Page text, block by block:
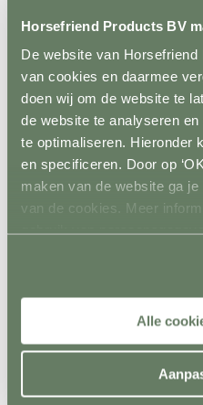
Horsefriend Products BV
De website van
van cookies en daarmee
doen wij om de website te
de website te analyseren
te optimaliseren. Hieronder
en specificeren. Door op
maken van de website ga
van de cookies. Meer
gebruik van
Alle
Ruiven
Rijhal / Rijbak
Terug
Bodem
Spiegels
Verlichting
Beregening
Opstijghulp
Terug
Trainingsbanden
Supplementen en Voer